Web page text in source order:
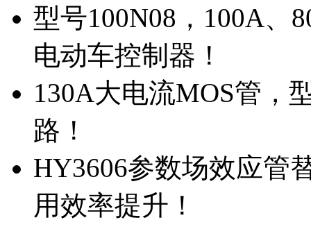
型号100N08，100A、
电动车控制器！
130A大电流MOS管，
路！
HY3606参数场效应管
用效率提升！